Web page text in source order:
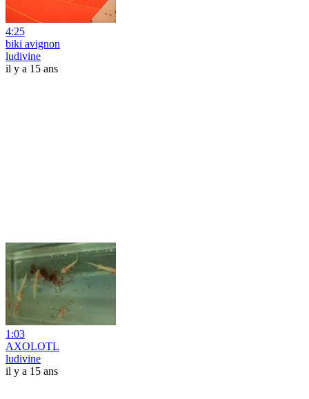
4:25
biki avignon
ludivine
il y a 15 ans
1:03
AXOLOTL
ludivine
il y a 15 ans